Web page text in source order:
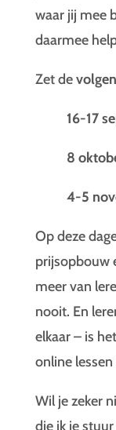
waar jij mee
daarmee
Zet de
16-17
8
4-5
Op deze
prijsopbouw
meer van
nooit. En
elkaar – is
online lessen
Wil je zeker
die ik je